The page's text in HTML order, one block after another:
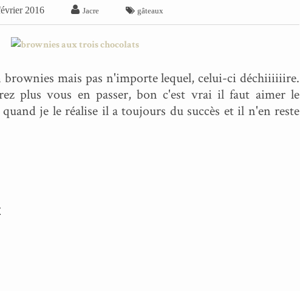
2016  Jacre  gâteaux
brownies mais pas n'importe lequel, celui-ci déchiiiiiire.
plus vous en passer, bon c'est vrai il faut aimer le
je le réalise il a toujours du succès et il n'en reste